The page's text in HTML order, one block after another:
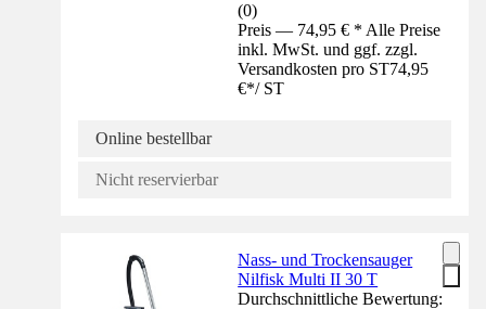
(0)
Preis — 74,95 € * Alle Preise
inkl. MwSt. und ggf. zzgl.
Versandkosten pro ST74,95
€*/ ST
Online bestellbar
Nicht reservierbar
Nass- und Trockensauger
Nilfisk Multi II 30 T
Durchschnittliche Bewertung: